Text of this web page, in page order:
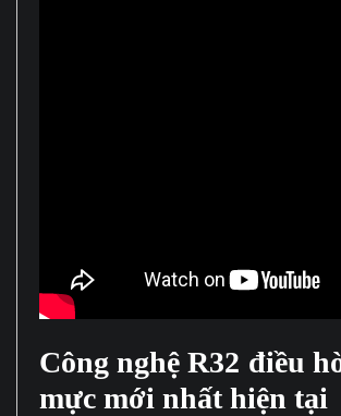
Công nghệ R32 điều
mực mới nhất hiện tại